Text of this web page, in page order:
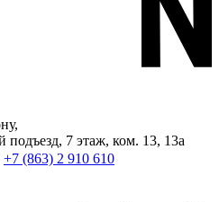
подъезд, 7 этаж, ком. 13, 13а
+7 (863) 2 910 610